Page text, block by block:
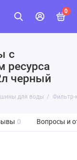
0
с
ресурса
черный
для воды Фильтр-
0 Вопросы и